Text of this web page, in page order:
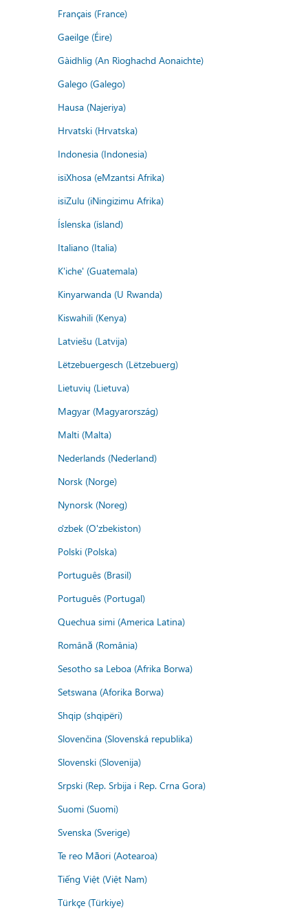
Français (France)
Gaeilge (Éire)
Gàidhlig (An Rìoghachd Aonaichte)
Galego (Galego)
Hausa (Najeriya)
Hrvatski (Hrvatska)
Indonesia (Indonesia)
isiXhosa (eMzantsi Afrika)
isiZulu (iNingizimu Afrika)
Íslenska (ísland)
Italiano (Italia)
K'iche' (Guatemala)
Kinyarwanda (U Rwanda)
Kiswahili (Kenya)
Latviešu (Latvija)
Lëtzebuergesch (Lëtzebuerg)
Lietuvių (Lietuva)
Magyar (Magyarország)
Malti (Malta)
Nederlands (Nederland)
Norsk (Norge)
Nynorsk (Noreg)
o'zbek (O'zbekiston)
Polski (Polska)
Português (Brasil)
Português (Portugal)
Quechua simi (America Latina)
Română (România)
Sesotho sa Leboa (Afrika Borwa)
Setswana (Aforika Borwa)
Shqip (shqipëri)
Slovenčina (Slovenská republika)
Slovenski (Slovenija)
Srpski (Rep. Srbija i Rep. Crna Gora)
Suomi (Suomi)
Svenska (Sverige)
Te reo Māori (Aotearoa)
Tiếng Việt (Việt Nam)
Türkçe (Türkiye)